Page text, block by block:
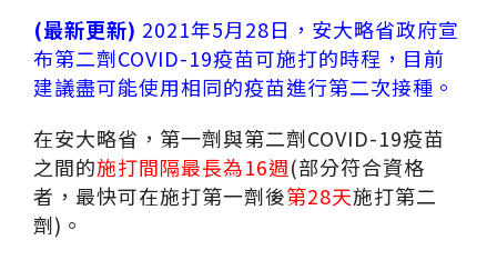
(最新更新) 2021年5月28日，安大略省政府宣
布第二劑COVID-19疫苗可施打的時程，目前
建議盡可能使用相同的疫苗進行第二次接種。
在安大略省，第一劑與第二劑COVID-19疫苗
之間的施打間隔最長為16週(部分符合資格
者，最快可在施打第一劑後第28天施打第二
劑)。